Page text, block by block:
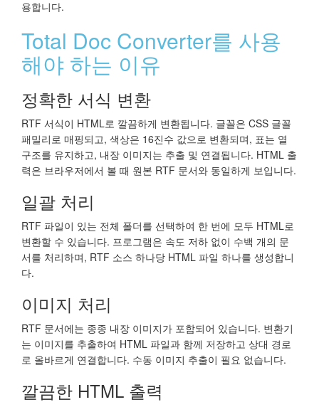
용합니다.
Total Doc Converter를 사용
해야 하는 이유
정확한 서식 변환
RTF 서식이 HTML로 깔끔하게 변환됩니다. 글꼴은 CSS 글꼴
패밀리로 매핑되고, 색상은 16진수 값으로 변환되며, 표는 열
구조를 유지하고, 내장 이미지는 추출 및 연결됩니다. HTML 출
력은 브라우저에서 볼 때 원본 RTF 문서와 동일하게 보입니다.
일괄 처리
RTF 파일이 있는 전체 폴더를 선택하여 한 번에 모두 HTML로
변환할 수 있습니다. 프로그램은 속도 저하 없이 수백 개의 문
서를 처리하며, RTF 소스 하나당 HTML 파일 하나를 생성합니
다.
이미지 처리
RTF 문서에는 종종 내장 이미지가 포함되어 있습니다. 변환기
는 이미지를 추출하여 HTML 파일과 함께 저장하고 상대 경로
로 올바르게 연결합니다. 수동 이미지 추출이 필요 없습니다.
깔끔한 HTML 출력